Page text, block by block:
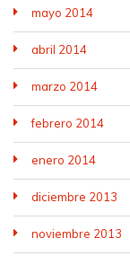
mayo 2014
abril 2014
marzo 2014
febrero 2014
enero 2014
diciembre 2013
noviembre 2013